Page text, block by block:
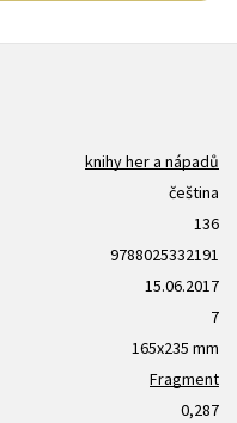
knihy her a nápadů
čeština
136
9788025332191
15.06.2017
7
165x235 mm
Fragment
0,287